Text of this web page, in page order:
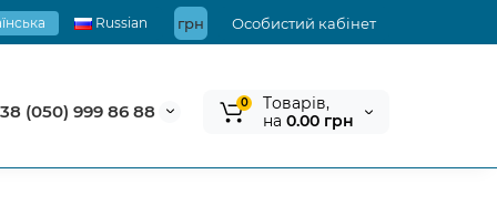
Особистий кабінет
грн
Russian
(050) 999 86 88 0
Tоварів,
на 0.00 грн